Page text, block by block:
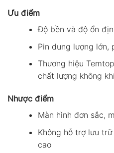
Ưu điểm
Độ bền và độ ổn
Pin dung lượng lớn,
Thương hiệu
chất lượng không
Nhược điểm
Màn hình đơn sắc,
Không hỗ trợ lưu
cao